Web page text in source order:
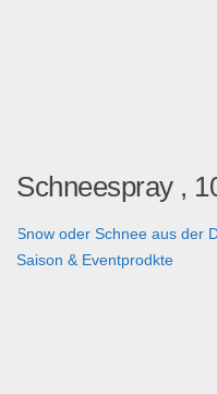
Schneespray ,
Snow oder Schnee aus der
Saison & Eventprodkte